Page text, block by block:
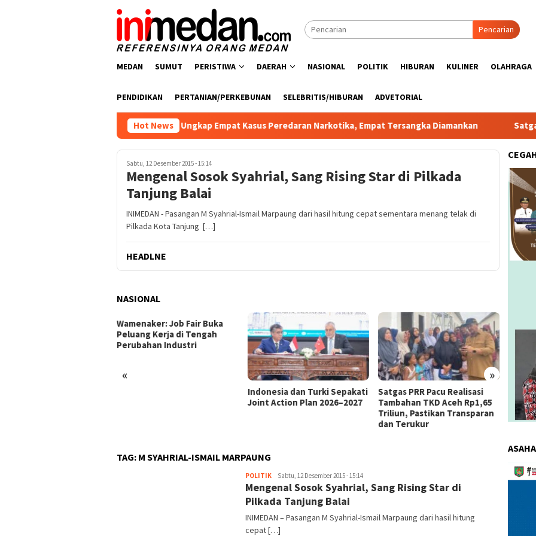
Pencarian
MEDAN SUMUT PERISTIWA DAERAH NASIONAL POLITIK HIBURAN KULINER OLAHRAGA
PENDIDIKAN PERTANIAN/PERKEBUNAN SELEBRITIS/HIBURAN ADVETORIAL
Hot News
Polres Batu Bara Ungkap Empat Kasus Peredaran Narkotika, Empat Tersangka Diamankan Satgas PRR Pacu
Sabtu, 12 Desember 2015 - 15:14
Mengenal Sosok Syahrial, Sang Rising Star di Pilkada
Tanjung Balai
INIMEDAN - Pasangan M Syahrial-Ismail Marpaung dari hasil hitung cepat sementara menang telak di
Pilkada Kota Tanjung […]
HEADLNE
NASIONAL
« »
Satgas PRR Pacu Realisasi
Tambahan TKD Aceh Rp1,65
Kemnaker Berhasil Mediasi
Perselisihan PHK PT Amos
Indah Indonesia Perselisihan
PHK PT Amos Indah Indonesia
The
TAG: M SYAHRIAL-ISMAIL MARPAUNG
POLITIK redaksi
Sabtu, 12 Desember 2015 - 15:14
Mengenal Sosok Syahrial, Sang Rising Star di
Pilkada Tanjung Balai
INIMEDAN – Pasangan M Syahrial-Ismail Marpaung dari hasil hitung
cepat […]
Video